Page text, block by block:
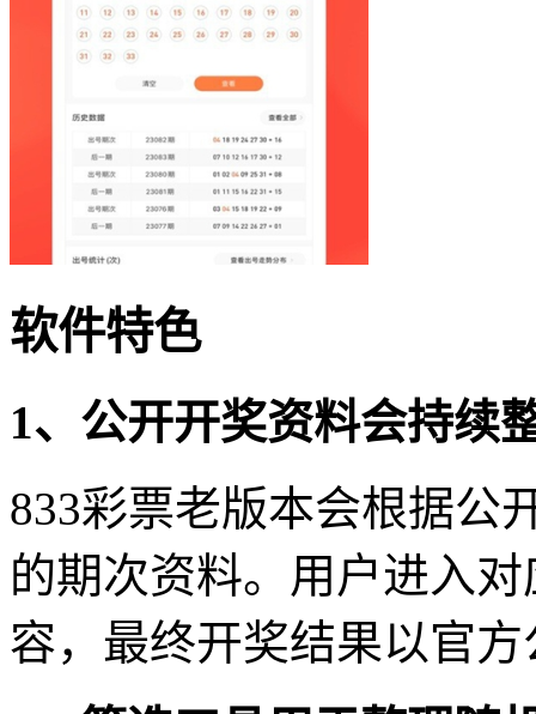
软件特色
1、公开开奖资料会持续
833彩票老版本会根据公
的期次资料。用户进入
容，最终开奖结果以官